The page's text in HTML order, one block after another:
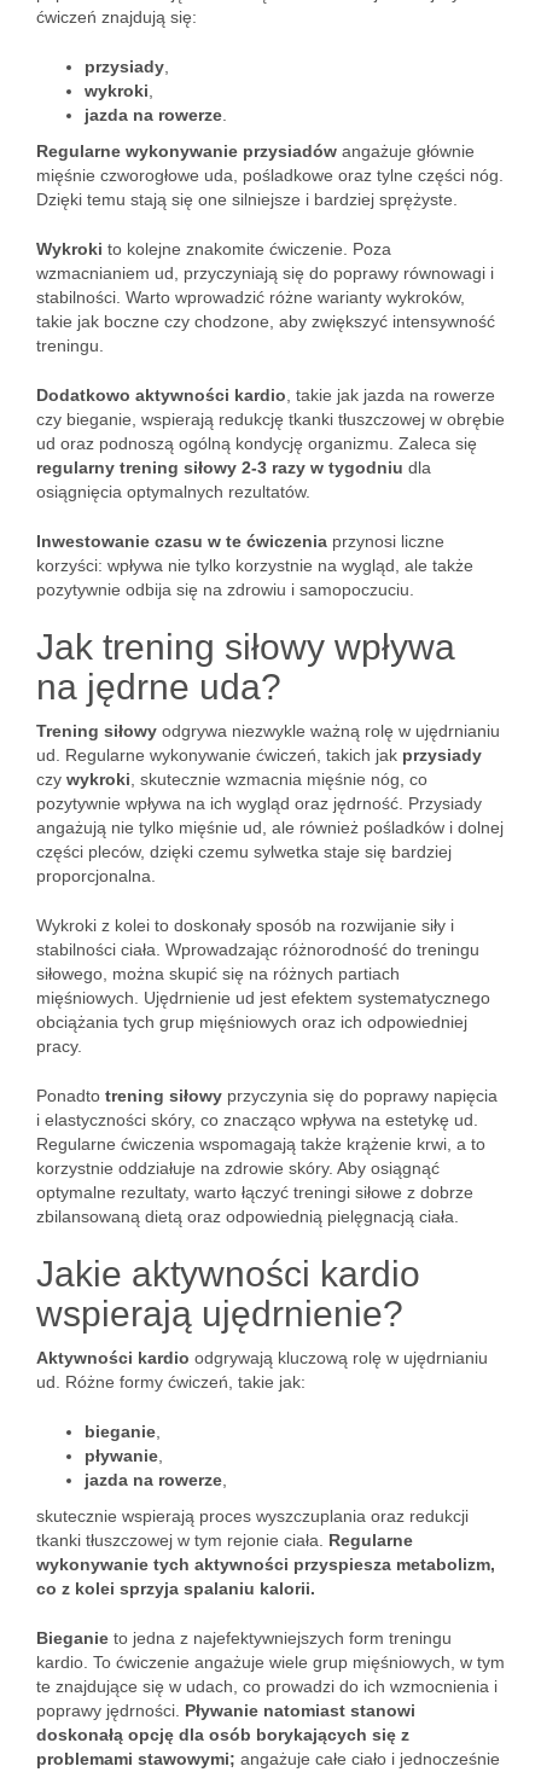
ćwiczeń znajdują się:
przysiady
wykroki
jazda na rowerze
Regularne wykonywanie przysiadów angażuje głównie
mięśnie czworogłowe uda, pośladkowe oraz tylne części nóg.
Dzięki temu stają się one silniejsze i bardziej sprężyste.
Wykroki to kolejne znakomite ćwiczenie. Poza
wzmacnianiem ud, przyczyniają się do poprawy równowagi i
stabilności. Warto wprowadzić różne warianty wykroków,
takie jak boczne czy chodzone, aby zwiększyć intensywność
treningu.
Dodatkowo aktywności kardio , takie jak jazda na rowerze
czy bieganie, wspierają redukcję tkanki tłuszczowej w obrębie
ud oraz podnoszą ogólną kondycję organizmu. Zaleca się
regularny trening siłowy 2-3 razy w tygodniu dla
osiągnięcia optymalnych rezultatów.
Inwestowanie czasu w te ćwiczenia przynosi liczne
korzyści: wpływa nie tylko korzystnie na wygląd, ale także
pozytywnie odbija się na zdrowiu i samopoczuciu.
Jak trening siłowy wpływa
na jędrne uda?
Trening siłowy odgrywa niezwykle ważną rolę w ujędrnianiu
ud. Regularne wykonywanie ćwiczeń, takich jak przysiady
czy wykroki , skutecznie wzmacnia mięśnie nóg, co
pozytywnie wpływa na ich wygląd oraz jędrność. Przysiady
angażują nie tylko mięśnie ud, ale również pośladków i dolnej
części pleców, dzięki czemu sylwetka staje się bardziej
proporcjonalna.
Wykroki z kolei to doskonały sposób na rozwijanie siły i
stabilności ciała. Wprowadzając różnorodność do treningu
siłowego, można skupić się na różnych partiach
mięśniowych. Ujędrnienie ud jest efektem systematycznego
obciążania tych grup mięśniowych oraz ich odpowiedniej
pracy.
Ponadto trening siłowy przyczynia się do poprawy napięcia
i elastyczności skóry, co znacząco wpływa na estetykę ud.
Regularne ćwiczenia wspomagają także krążenie krwi, a to
korzystnie oddziałuje na zdrowie skóry. Aby osiągnąć
optymalne rezultaty, warto łączyć treningi siłowe z dobrze
zbilansowaną dietą oraz odpowiednią pielęgnacją ciała.
Jakie aktywności kardio
wspierają ujędrnienie?
Aktywności kardio odgrywają kluczową rolę w ujędrnianiu
ud. Różne formy ćwiczeń, takie jak:
bieganie
pływanie
jazda na rowerze
skutecznie wspierają proces wyszczuplania oraz redukcji
tkanki tłuszczowej w tym rejonie ciała. Regularne
wykonywanie tych aktywności przyspiesza metabolizm,
co z kolei sprzyja spalaniu kalorii.
Bieganie to jedna z najefektywniejszych form treningu
kardio. To ćwiczenie angażuje wiele grup mięśniowych, w tym
te znajdujące się w udach, co prowadzi do ich wzmocnienia i
poprawy jędrności. Pływanie natomiast stanowi
doskonałą opcję dla osób borykających się z
problemami stawowymi; angażuje całe ciało i jednocześnie